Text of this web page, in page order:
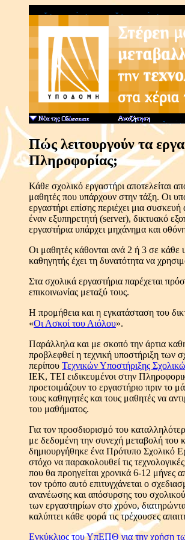
Πώς λειτουργούν τα
Πληροφορίας;
Κάθε σχολικό εργαστήρι αποτελείται
μαθητές που υπάρχουν στην τάξη. Οι
εργαστήρι επίσης περιέχει μια
έναν εξυπηρετητή (server), δικτυακό
εργαστήρια υπάρχει μηχάνημα και
Οι μαθητές κάθονται ανά 2 ή 3 σε κάθε
καθηγητής έχει τη δυνατότητα να
Στα σχολικά εργαστήρια παρέχεται
επικοινωνίας μεταξύ τους.
Η προμήθεια και η εγκατάσταση του
«Οι Ασκοί του Αιόλου».
Παράλληλα και με σκοπό την άρτια
προβλεφθεί η τεχνική υποστήριξη των
περίπου Τεχνικών Υποστήριξης
ΙΕΚ, ΤΕΙ ειδικευμένοι στην
προετοιμάζουν το εργαστήριο πριν το
τους καθηγητές και τους μαθητές να
του μαθήματος.
Για τον προσδιορισμό του
με δεδομένη την συνεχή μεταβολή του
δημιουργήθηκε ένα Πρότυπο Σχολικό
στόχο να παρακολουθεί τις
που θα προηγείται χρονικά 6-12
τον τρόπο αυτό επιτυγχάνεται ο
ανανέωσης και απόσυρσης του
των εργαστηρίων στο χρόνο,
καλύπτει κάθε φορά τις τρέχουσες
Εγκύκλιος του ΥπΕΠΘ για την χρήση